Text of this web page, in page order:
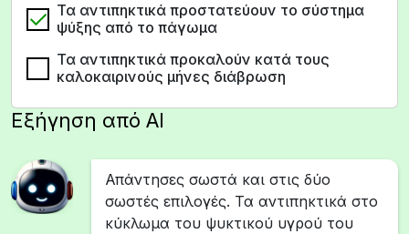
Τα αντιπηκτικά προστατεύουν το σύστημα
ψύξης από το πάγωμα
Τα αντιπηκτικά προκαλούν κατά τους
καλοκαιρινούς μήνες διάβρωση
Εξήγηση από AI
Απάντησες σωστά και στις δύο
σωστές επιλογές. Τα αντιπηκτικά στο
κύκλωμα του ψυκτικού υγρού του